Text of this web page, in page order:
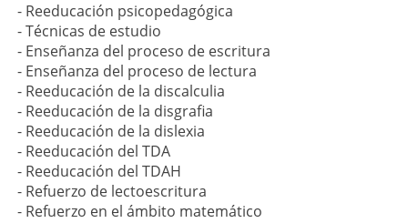
- Reeducación psicopedagógica
- Técnicas de estudio
- Enseñanza del proceso de escritura
- Enseñanza del proceso de lectura
- Reeducación de la discalculia
- Reeducación de la disgrafia
- Reeducación de la dislexia
- Reeducación del TDA
- Reeducación del TDAH
- Refuerzo de lectoescritura
- Refuerzo en el ámbito matemático